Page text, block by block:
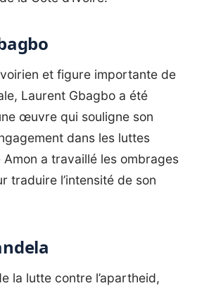
et figure importante de
Laurent Gbagbo a été
œuvre qui souligne son
dans les luttes
a travaillé les ombrages
traduire l’intensité de son
la lutte contre l’apartheid,